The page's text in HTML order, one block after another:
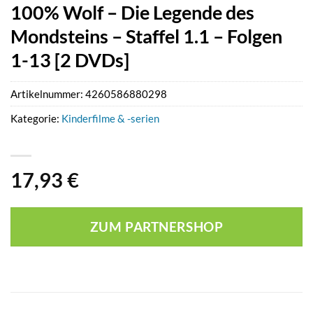
100% Wolf – Die Legende des
Mondsteins – Staffel 1.1 – Folgen
1-13 [2 DVDs]
17,93 €
ZUM PARTNERSHOP
Artikelnummer: 4260586880298
Kategorie: Kinderfilme & -serien